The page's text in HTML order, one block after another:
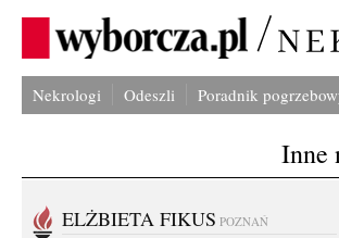
Nekrologi Odeszli Poradnik
Inne
ELŻBIETA FIKUS POZNAŃ